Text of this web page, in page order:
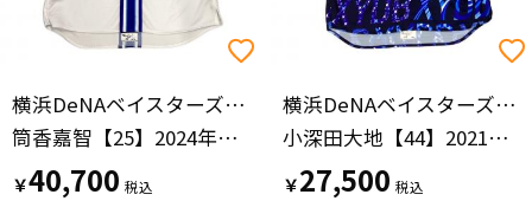
横浜DeNAベイスターズ（ヨコハマディーエヌエーベイスターズ）
筒香嘉智【25】2024年ホーム
￥40,700
横浜DeNAベイスターズ（ヨコハマディーエヌエーベイスターズ）
小深田大地【44】2021スターナイト
￥27,500